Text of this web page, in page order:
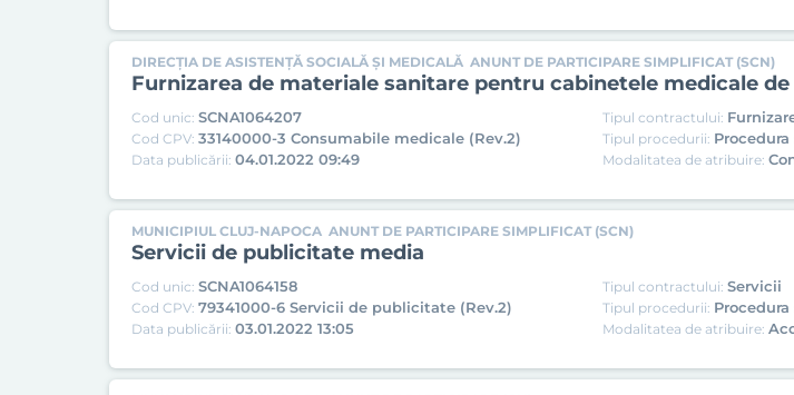
DIRECȚIA DE ASISTENȚĂ SOCIALĂ ȘI MEDICALĂ ANUNT DE PARTICIPARE SIMPLIFICAT (SCN)
Furnizarea de materiale sanitare pentru cabinetele medicale
Cod unic: SCNA1064207
Cod CPV: 33140000-3 Consumabile medicale (Rev.2)
Data publicării: 04.01.2022 09:49
Tipul contractului:
Tipul procedurii:
Modalitatea de atribuire:
MUNICIPIUL CLUJ-NAPOCA ANUNT DE PARTICIPARE SIMPLIFICAT (SCN)
Servicii de publicitate media
Cod unic: SCNA1064158
Cod CPV: 79341000-6 Servicii de publicitate (Rev.2)
Data publicării: 03.01.2022 13:05
Tipul contractului:Servicii
Tipul procedurii:
Modalitatea de atribuire: